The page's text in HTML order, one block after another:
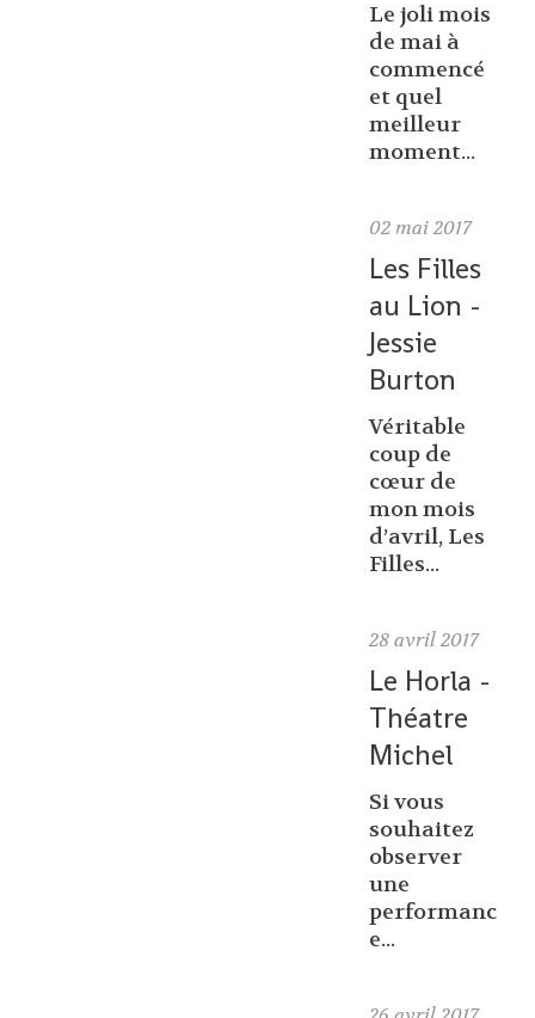
Le joli mois
de mai à
commencé
et quel
meilleur
moment...
02 mai 2017
Les Filles
au Lion -
Jessie
Burton
Véritable
coup de
cœur de
mon mois
d’avril, Les
Filles...
28 avril 2017
Le Horla -
Théatre
Michel
Si vous
souhaitez
observer
une
performanc
e...